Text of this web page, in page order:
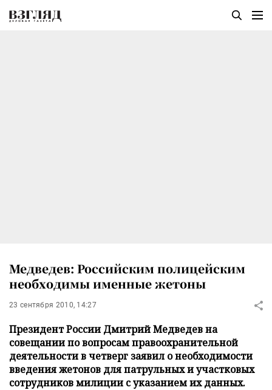
Медведев: Российским полицейским
необходимы именные жетоны
23 сентября 2010, 14:27
Президент России Дмитрий Медведев на
совещании по вопросам правоохранительной
деятельности в четверг заявил о необходимости
введения жетонов для патрульных и участковых
сотрудников милиции с указанием их данных.